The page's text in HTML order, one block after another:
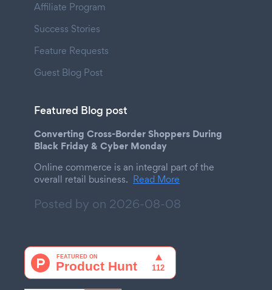
Affiliate Program
Success Stories
Feature Requests
Guest Blog Post
Featured Blog post
Converting Cross-Border Shoppers During
Black Friday & Cyber Monday
Online commerce is an integral part of the
overall retail business. Read More
Posted by on 2026-08-08